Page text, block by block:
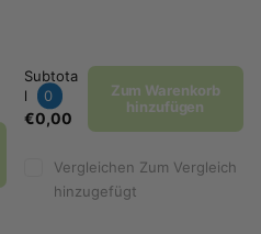
Subtota
l
0
€0,00
Zum Warenkorb
hinzufügen
Vergleichen Zum Vergleich
hinzugefügt